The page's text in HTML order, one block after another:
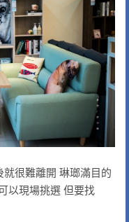
很難離開 琳瑯滿目的
以現場挑選 但要找